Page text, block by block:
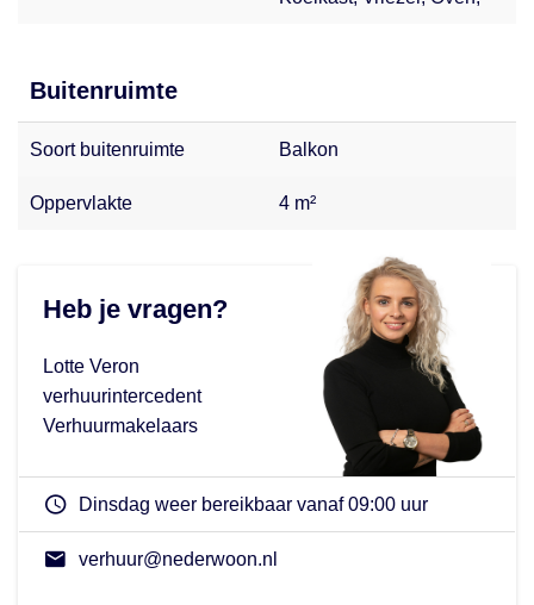
Buitenruimte
Soort buitenruimte Balkon
Oppervlakte 4 m²
Heb je vragen?
Lotte Veron
verhuurintercedent
Verhuurmakelaars
Dinsdag weer bereikbaar vanaf 09:00 uur
verhuur@nederwoon.nl